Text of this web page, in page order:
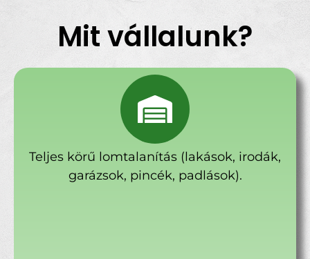
Mit vállalunk?
Teljes körű lomtalanítás (lakások, irodák,
garázsok, pincék, padlások).